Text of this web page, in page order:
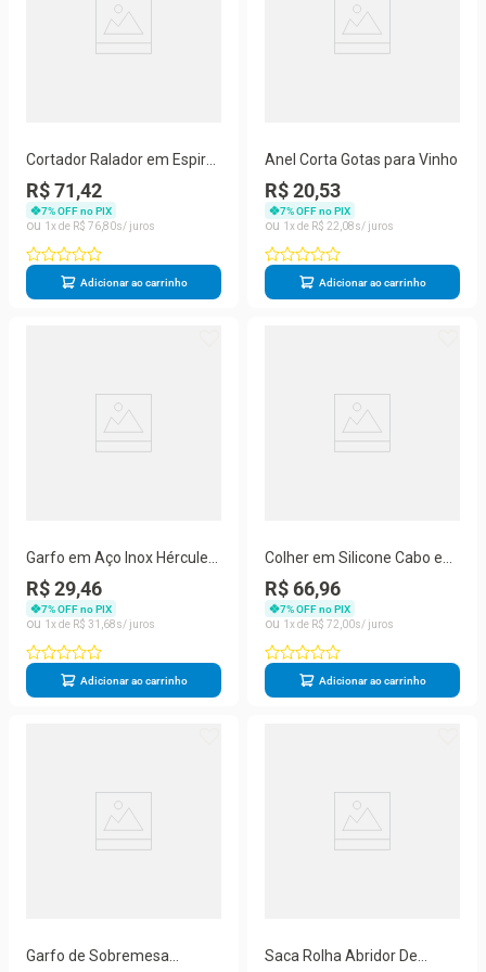
Cortador Ralador em Espiral
Macarrão de Legumes
R$ 71,42
7% OFF no PIX
1
R$ 7680
Adicionar ao carrinho
Anel Corta Gotas para Vinho
R$ 20,53
7% OFF no PIX
1
R$ 22 08
Adicionar ao carrinho
Garfo em Aço Inox Hércules
Carne Churrasco Trinchante
R$ 29,46
7% OFF no PIX
1
R$ 31 68
Adicionar ao carrinho
Colher em Silicone Cabo em
Aço Inox Hercules
R$ 66,96
7% OFF no PIX
1
R$ 72 00
Adicionar ao carrinho
Garfo de Sobremesa
Saca Rolha Abridor De